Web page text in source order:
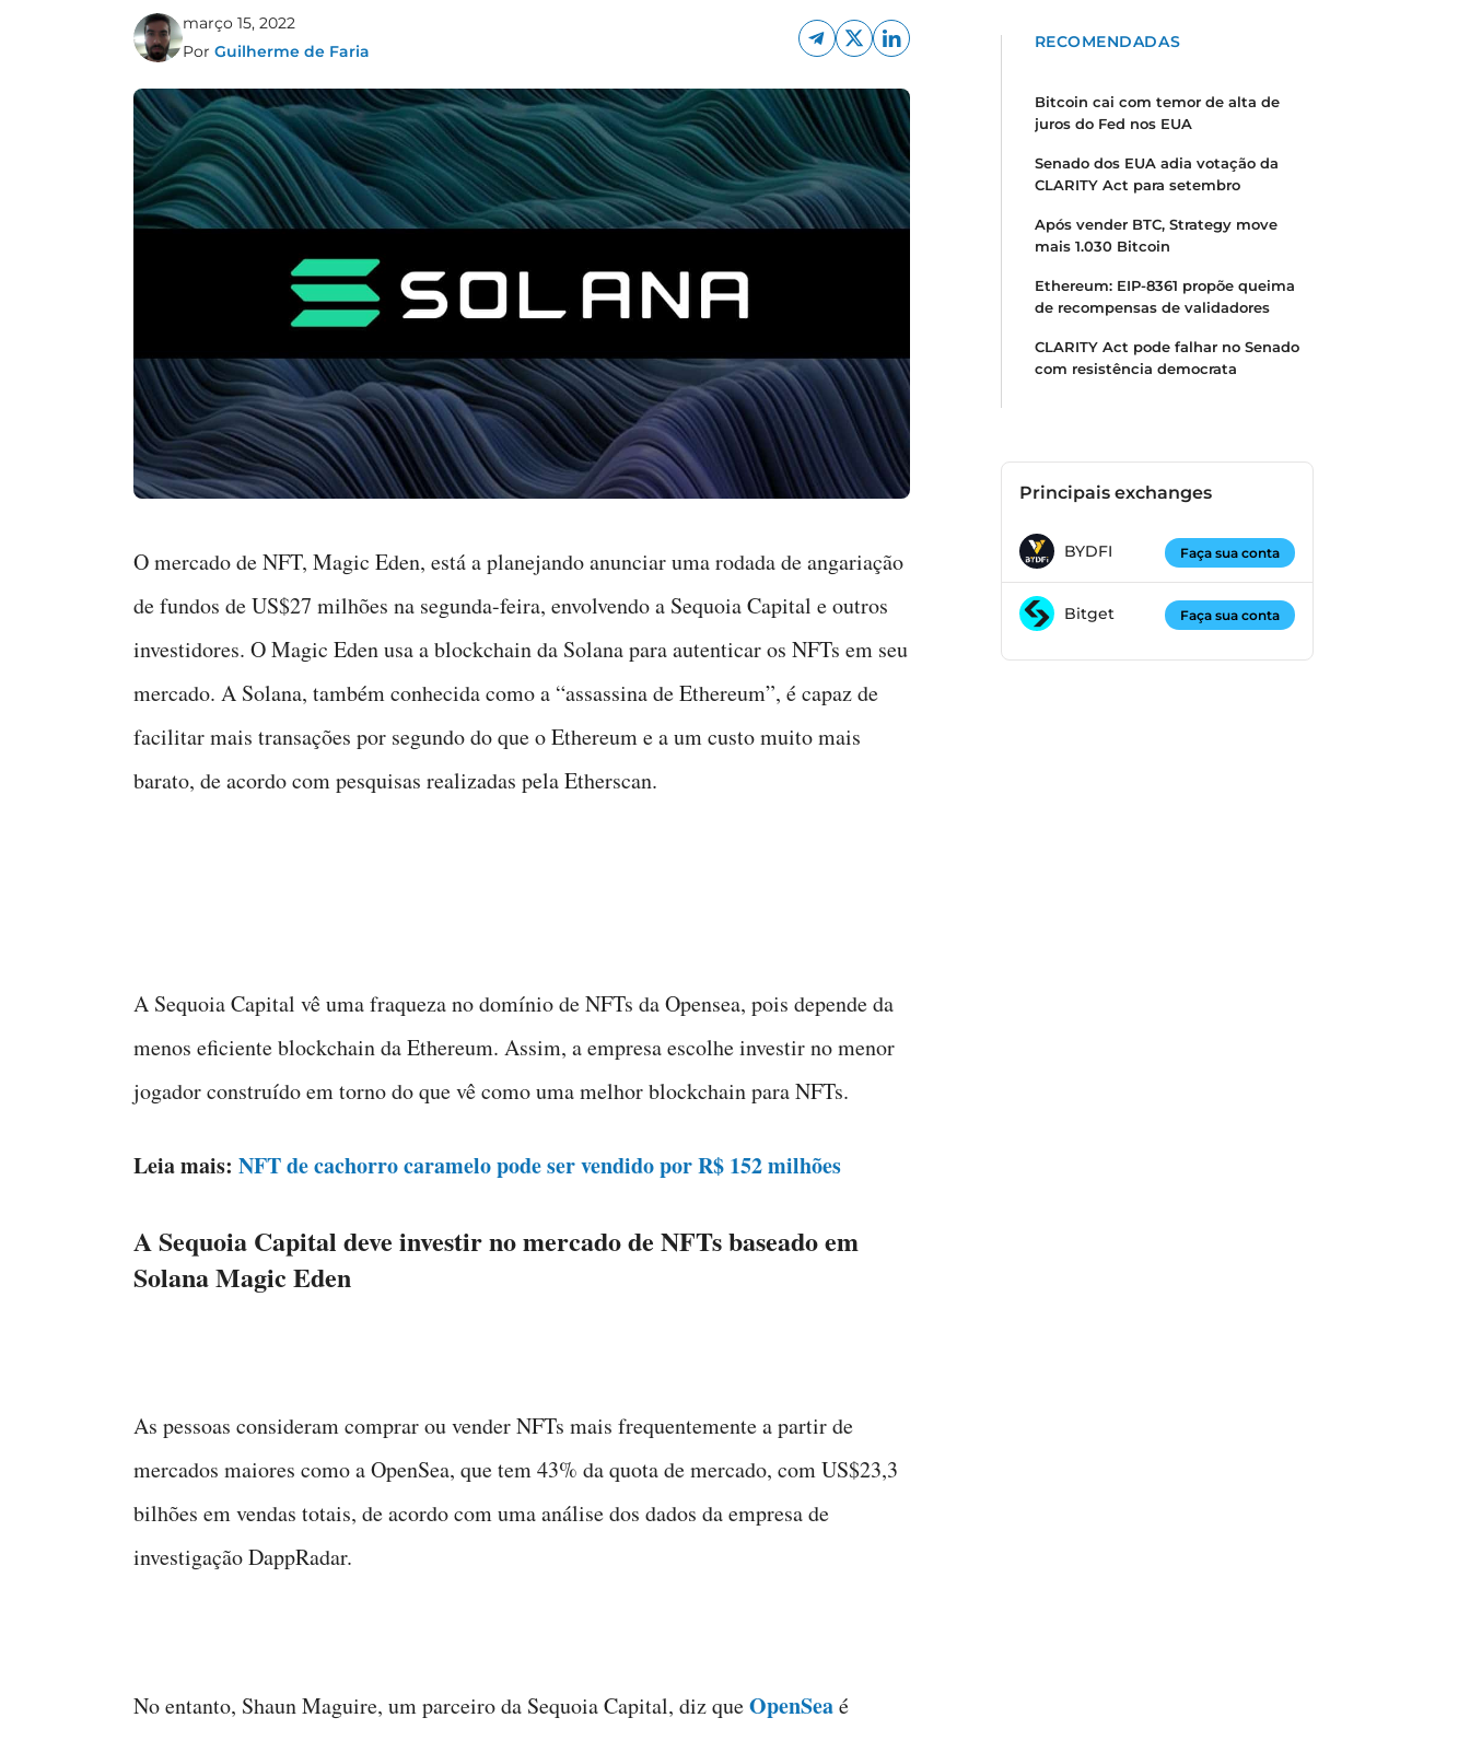
março 15, 2022
Por Guilherme de Faria
O mercado de NFT, Magic Eden, está a planejando anunciar uma rodada de angariação
de fundos de US$27 milhões na segunda-feira, envolvendo a Sequoia Capital e outros
investidores. O Magic Eden usa a blockchain da Solana para autenticar os NFTs em seu
mercado. A Solana, também conhecida como a “assassina de Ethereum”, é capaz de
facilitar mais transações por segundo do que o Ethereum e a um custo muito mais
barato, de acordo com pesquisas realizadas pela Etherscan.
A Sequoia Capital vê uma fraqueza no domínio de NFTs da Opensea, pois depende da
menos eficiente blockchain da Ethereum. Assim, a empresa escolhe investir no menor
jogador construído em torno do que vê como uma melhor blockchain para NFTs.
Leia mais: NFT de cachorro caramelo pode ser vendido por R$ 152 milhões
A Sequoia Capital deve investir no mercado de NFTs baseado em
Solana Magic Eden
As pessoas consideram comprar ou vender NFTs mais frequentemente a partir de
mercados maiores como a OpenSea, que tem 43% da quota de mercado, com US$23,3
bilhões em vendas totais, de acordo com uma análise dos dados da empresa de
investigação DappRadar.
No entanto, Shaun Maguire, um parceiro da Sequoia Capital, diz queOpenSeaé
RECOMENDADAS
Bitcoin cai com temor de alta de
juros do Fed nos EUA
Senado dos EUA adia votação da
CLARITY Act para setembro
Após vender BTC, Strategy move
mais 1.030 Bitcoin
Ethereum: EIP-8361 propõe queima
de recompensas de validadores
CLARITY Act pode falhar no Senado
com resistência democrata
Principais exchanges
BYDFI Faça sua conta
Bitget Faça sua conta